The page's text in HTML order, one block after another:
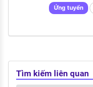
Ứng tuyển
Tìm kiếm liên quan